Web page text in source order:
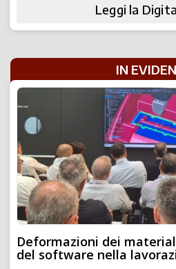
Leggi la
IN
Deformazioni dei
del software nella